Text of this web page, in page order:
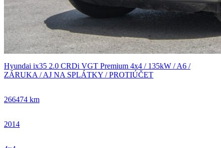
Hyundai ix35 2.0 CRDi VGT Premium 4x4 / 135kW / A6 /
ZÁRUKA / AJ NA SPLÁTKY / PROTIÚČET
266474 km
2014